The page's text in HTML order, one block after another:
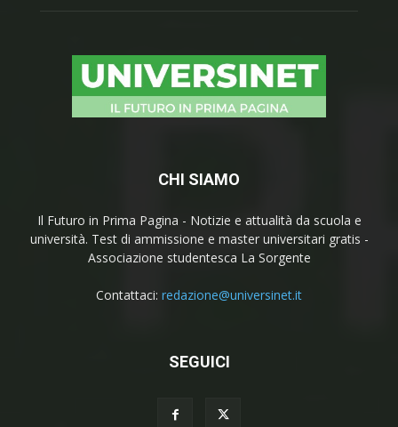
CHI SIAMO
Il Futuro in Prima Pagina - Notizie e attualità da scuola e
università. Test di ammissione e master universitari gratis -
Associazione studentesca La Sorgente
Contattaci: redazione@universinet.it
SEGUICI